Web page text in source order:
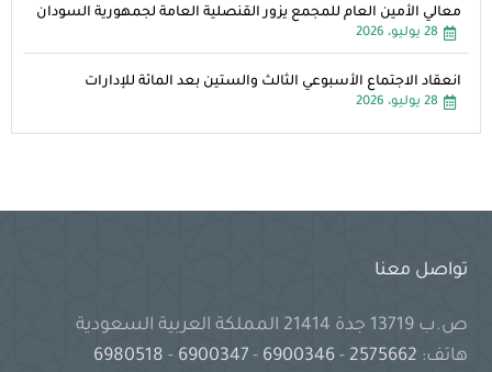
معالي الأمين العام للمجمع يزور القنصلية العامة لجمهورية السودان
28 يوليو، 2026
انعقاد الاجتماع الأسبوعي الثالث والستين بعد المائة للإدارات
28 يوليو، 2026
تواصل معنا
ص.ب 13719 جدة 21414 المملكة العربية السعودية
هاتف:
-
6900346
-
6900347
-